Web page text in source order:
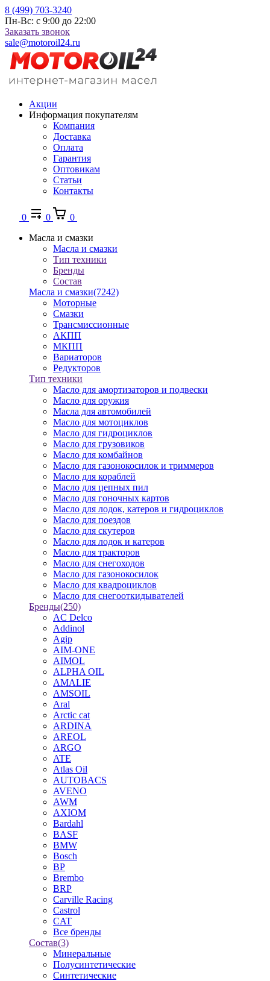
8 (499) 703-3240
Пн-Вс: с 9:00 до 22:00
Заказать звонок
sale@motoroil24.ru
Акции
Информация покупателям
Компания
Доставка
Оплата
Гарантия
Оптовикам
Статьи
Контакты
0 0
0
Масла и смазки
Масла и смазки
Тип техники
Бренды
Состав
Масла и смазки(7242)
Моторные
Смазки
Трансмиссионные
АКПП
МКПП
Вариаторов
Редукторов
Тип техники
Масло для амортизаторов и подвески
Масло для оружия
Масла для автомобилей
Масло для мотоциклов
Масло для гидроциклов
Масло для грузовиков
Масло для комбайнов
Масло для газонокосилок и триммеров
Масло для кораблей
Масло для цепных пил
Масло для гоночных картов
Масло для лодок, катеров и гидроциклов
Масло для поездов
Масло для скутеров
Масло для лодок и катеров
Масло для тракторов
Масло для снегоходов
Масло для газонокосилок
Масло для квадроциклов
Масло для снегооткидывателей
Бренды(250)
AC Delco
Addinol
Agip
AIM-ONE
AIMOL
ALPHA OIL
AMALIE
AMSOIL
Aral
Arctic cat
ARDINA
AREOL
ARGO
ATE
Atlas Oil
AUTOBACS
AVENO
AWM
AXIOM
Bardahl
BASF
BMW
Bosch
BP
Brembo
BRP
Carville Racing
Castrol
CAT
Все бренды
Состав(3)
Минеральные
Полусинтетические
Синтетические